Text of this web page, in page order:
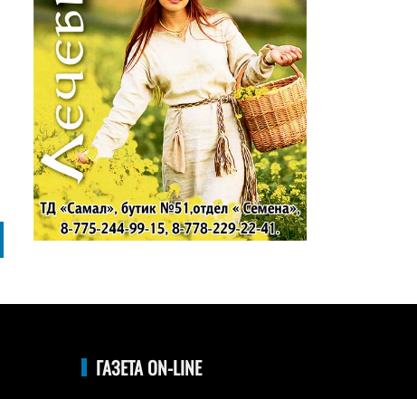
ГАЗЕТА ON-LINE